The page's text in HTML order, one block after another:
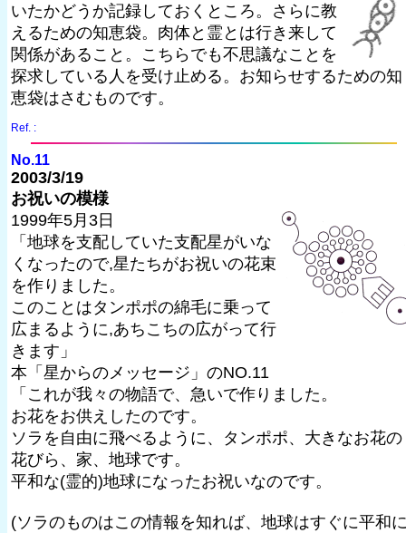
いたかどうか記録しておくところ。さらに教
えるための知恵袋。肉体と霊とは行き来して
関係があること。こちらでも不思議なことを
探求している人を受け止める。お知らせするための知
恵袋はさむものです。
Ref. :
No.11
2003/3/19
お祝いの模様
1999年5月3日
「地球を支配していた支配星がいな
くなったので,星たちがお祝いの花束
を作りました。
このことはタンポポの綿毛に乗って
広まるように,あちこちの広がって行
きます」
本「星からのメッセージ」のNO.11
「これが我々の物語で、急いで作りました。
お花をお供えしたのです。
ソラを自由に飛べるように、タンポポ、大きなお花の
花びら、家、地球です。
平和な(霊的)地球になったお祝いなのです。
(ソラのものはこの情報を知れば、地球はすぐに平和